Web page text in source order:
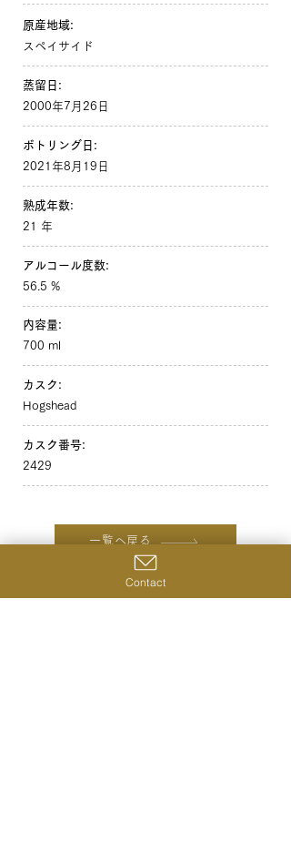
原産地域:
スペイサイド
蒸留日:
2000年7月26日
ボトリング日:
2021年8月19日
熟成年数:
21 年
アルコール度数:
56.5 %
内容量:
700 ml
カスク:
Hogshead
カスク番号:
2429
一覧へ戻る
Contact